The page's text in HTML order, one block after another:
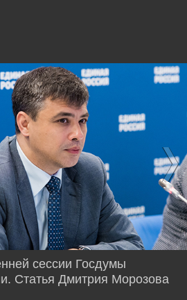
сессии Госдумы
Статья Дмитрия Морозова